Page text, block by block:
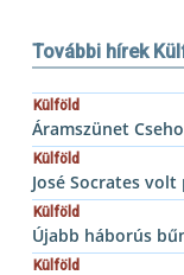
További hírek
Külföld
Áramszünet
Külföld
José Socrates
Külföld
Újabb háborús
Külföld